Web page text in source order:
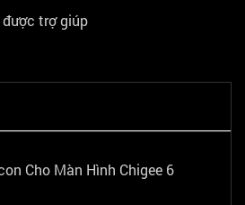
trợ giúp
Cho Màn Hình Chigee 6